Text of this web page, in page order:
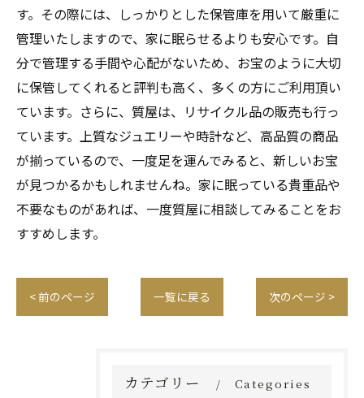
す。その際には、しっかりとした保管庫を用いて厳重に
管理いたしますので、家に眠らせるよりも安心です。自
分で管理する手間や心配がないため、お宝のように大切
に保管してくれると評判も高く、多くの方にご利用頂い
ています。さらに、質屋は、リサイクル品の販売も行っ
ています。上質なジュエリーや時計など、高品質の商品
が揃っているので、一度足を運んでみると、新しいお宝
が見つかるかもしれませんね。家に眠っている貴重品や
不要なものがあれば、一度質屋に相談してみることをお
すすめします。
< 前のページ 一覧に戻る 次のページ >
カテゴリー Categories